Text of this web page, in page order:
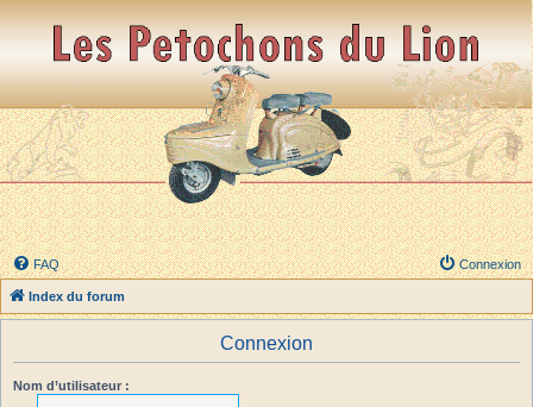
FAQ Connexion
Index du forum
Connexion
Nom d’utilisateur :